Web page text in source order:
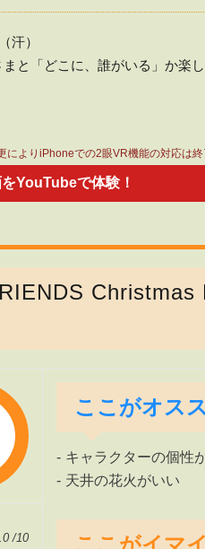
汗）
と「どこに、誰がいる」か楽
によりiPhoneでの2眼VR機能の対応は終
YouTubeで体験！
/10
ここがオス
キャラクターの個性
天井の花火がいい